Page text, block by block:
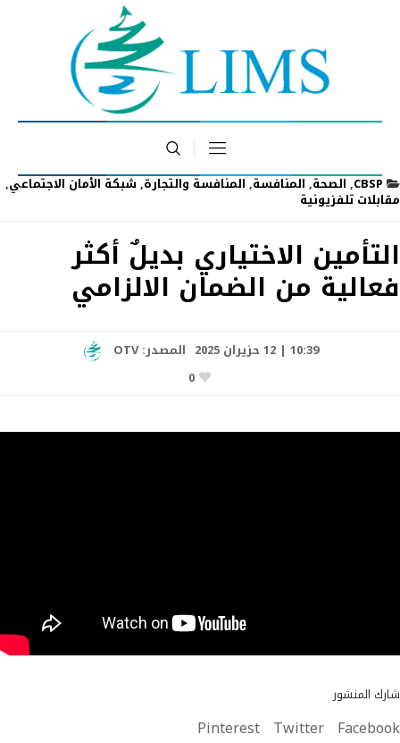
CBSP
,الصحة,المنافسة,المنافسة والتجارة,شبكة الأمان الاجتماعي,
مقابلات تلفزيونية
التأمين الاختياري بديلٌ أكثر
فعالية من الضمان الالزامي
10:39 | 12 حزيران 2025 المصدر:OTV
0
شارك المنشور
Facebook
Twitter
Pinterest